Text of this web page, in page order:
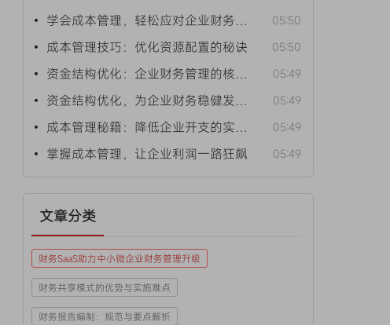
• 学会成本管理，轻松应对企业财务挑战 05:50
• 成本管理技巧：优化资源配置的秘诀 05:50
• 资金结构优化：企业财务管理的核心要点 05:49
• 资金结构优化，为企业财务稳健发展保驾护航 05:49
• 成本管理秘籍：降低企业开支的实用方法 05:49
• 掌握成本管理，让企业利润一路狂飙 05:49
文章分类
财务SaaS助力中小微企业财务管理升级
财务共享模式的优势与实施难点
财务报告编制：规范与要点解析